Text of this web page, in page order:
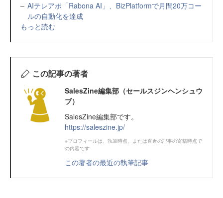
AIテレアポ「Rabona AI」、BizPlatformで月間20万コー
ルの自動化を達成
もっと読む
この記事の著者
SalesZine編集部（セールスジンヘンシュウ
ブ）
SalesZine編集部です。
https://saleszine.jp/
※プロフィールは、執筆時点、または直近の記事の寄稿時点で
の内容です
この著者の最近の執筆記事